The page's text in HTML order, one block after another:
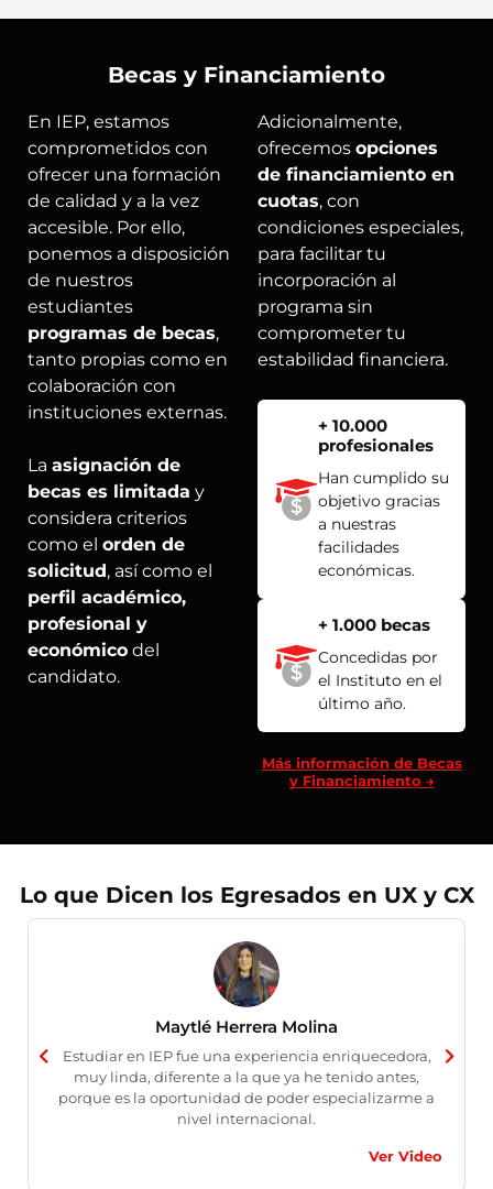
Becas y Financiamiento
En IEP, estamos
comprometidos con
ofrecer una formación
de calidad y a la vez
accesible. Por ello,
ponemos a disposición
de nuestros
estudiantes
programas de becas,
tanto propias como en
colaboración con
instituciones externas.
La asignación de
becas es limitada y
considera criterios
como el orden de
solicitud, así como el
perfil académico,
profesional y
económico del
candidato.
Adicionalmente,
ofrecemos opciones
de financiamiento en
cuotas, con
condiciones especiales,
para facilitar tu
incorporación al
programa sin
comprometer tu
estabilidad financiera.
+ 10.000
profesionales
Han cumplido su
objetivo gracias
a nuestras
facilidades
económicas.
+ 1.000 becas
Concedidas por
el Instituto en el
último año.
Más información de Becas
y Financiamiento →
Lo que Dicen los Egresados en UX y CX
Maytlé Herrera Molina
Estudiar en IEP fue una experiencia enriquecedora,
muy linda, diferente a la que ya he tenido antes,
porque es la oportunidad de poder especializarme a
nivel internacional.
Ver Video